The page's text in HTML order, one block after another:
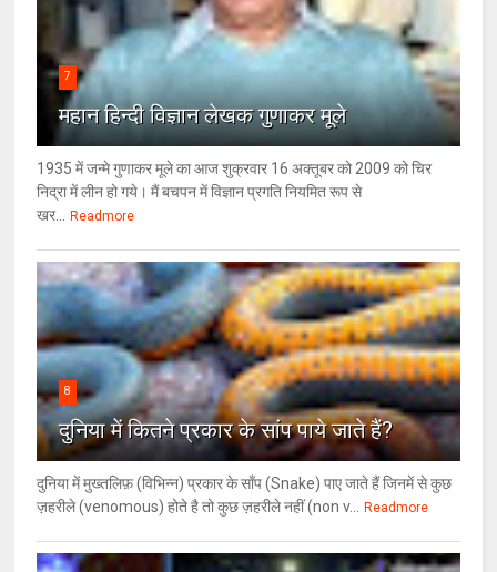
7
महान हिन्दी विज्ञान लेखक गुणाकर मूले
1935 में जन्मे गुणाकर मूले का आज शुक्रवार 16 अक्तूबर को 2009 को चिर
निद्रा में लीन हो गये। मैं बचपन में विज्ञान प्रगति नियमित रूप से
खर...
Readmore
8
दुनिया में कितने प्रकार के सांप पाये जाते हैं?
दुनिया में मुख्तलिफ़ (विभिन्न) प्रकार के साँप (Snake) पाए जाते हैं जिनमें से कुछ
ज़हरीले (venomous) होते है तो कुछ ज़हरीले नहीं (non v...
Readmore